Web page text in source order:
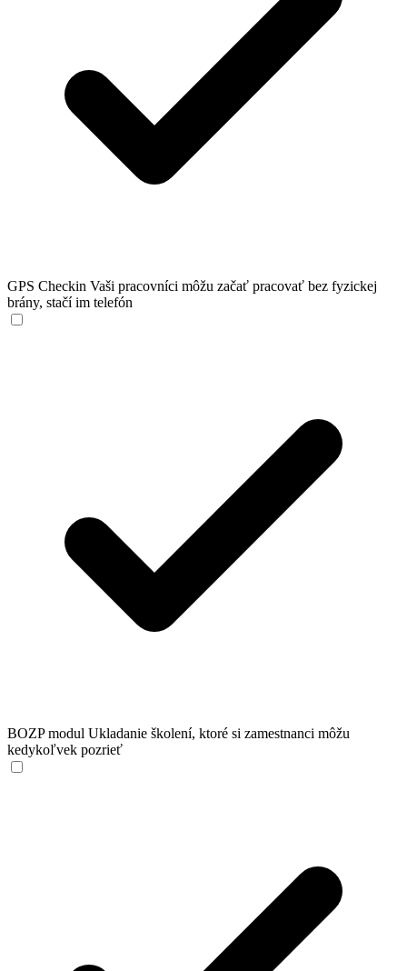
GPS Checkin Vaši pracovníci môžu začať pracovať bez fyzickej
brány, stačí im telefón
BOZP modul Ukladanie školení, ktoré si zamestnanci môžu
kedykoľvek pozrieť